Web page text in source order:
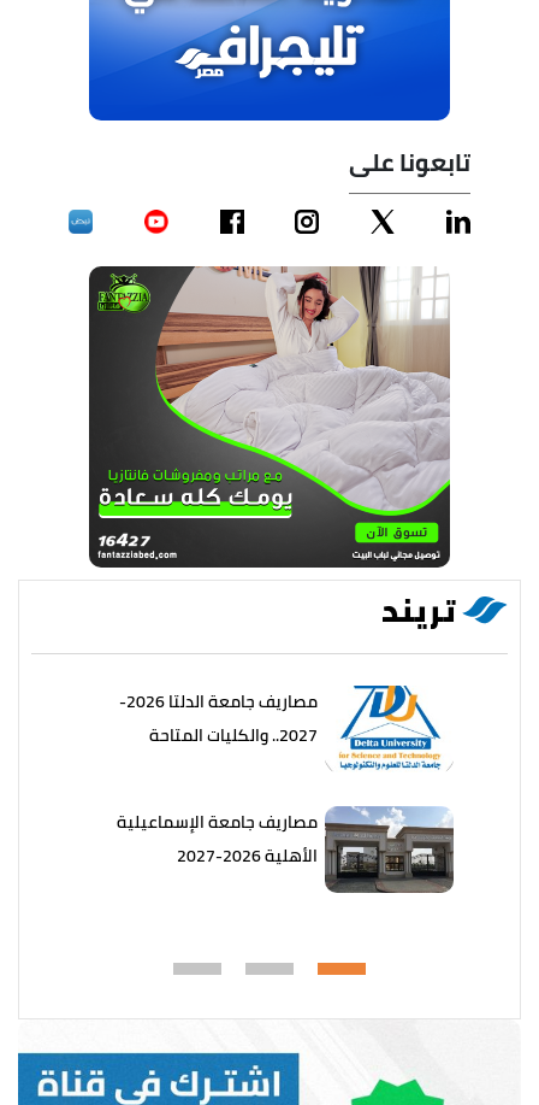
تابعونا على
تريند
مصاريف جامعة الدلتا 2026-
2027.. والكليات المتاحة
مصاريف جامعة الإسماعيلية
الأهلية 2026-2027